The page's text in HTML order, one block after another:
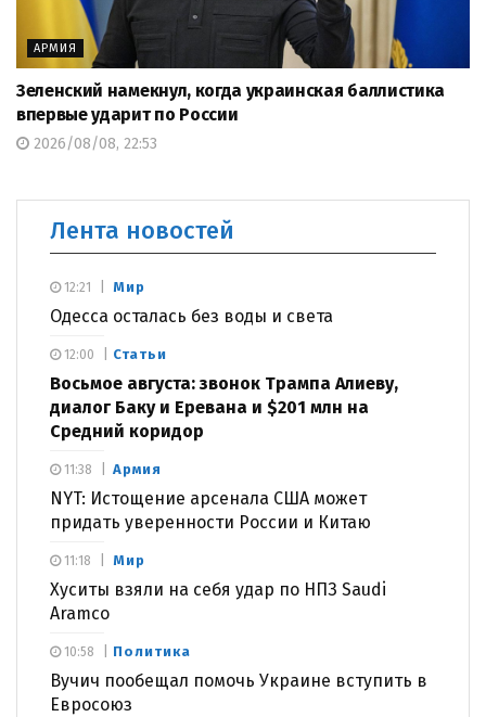
АРМИЯ
Зеленский намекнул, когда украинская баллистика
впервые ударит по России
2026/08/08, 22:53
Лента новостей
Мир
Одесса осталась без воды и света
12:21
Статьи
Восьмое августа: звонок Трампа Алиеву,
диалог Баку и Еревана и $201 млн на
Средний коридор
12:00
Армия
NYT: Истощение арсенала США может
придать уверенности России и Китаю
11:38
Мир
Хуситы взяли на себя удар по НПЗ Saudi
Aramco
11:18
Политика
Вучич пообещал помочь Украине вступить в
Евросоюз
10:58